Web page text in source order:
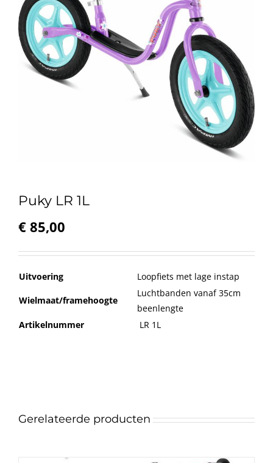
Puky LR 1L
€ 85,00
Uitvoering Loopfiets met lage instap
Wielmaat/framehoogte
Luchtbanden vanaf 35cm
beenlengte
Artikelnummer
LR 1L
Gerelateerde producten